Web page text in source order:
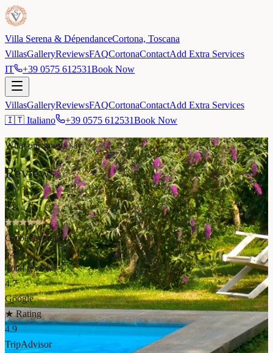
Villa Serena & DépendanceCortona, Toscana
VillasGalleryReviewsFAQCortonaContactAdd Extra Services
IT
+39 0575 612531Book Now
VillasGalleryReviewsFAQCortonaContactAdd Extra Services
🇮🇹 Italiano
+39 0575 612531Book Now
What our guests say
Reviews
4.8
Global average
524+
Total reviews
4.7
Google
★ Rating
4.9
TripAdvisor